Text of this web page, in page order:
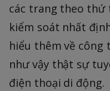
các trang theo thứ
kiểm soát nhất
hiểu thêm về công
như vậy thật sự
điện thoại di động.